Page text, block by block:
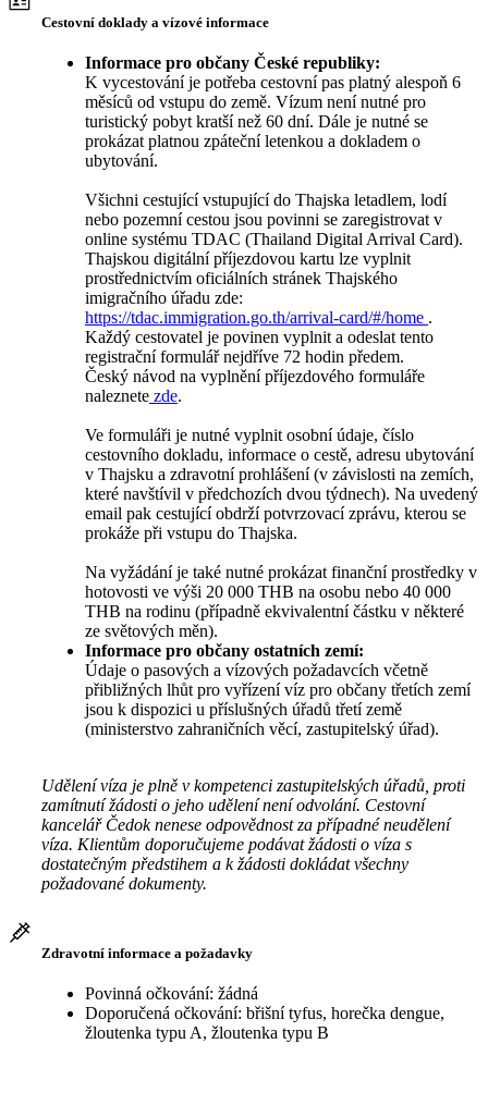
Cestovní doklady a vízové informace
Informace pro občany České republiky:
K vycestování je potřeba cestovní pas platný alespoň 6
měsíců od vstupu do země. Vízum není nutné pro
turistický pobyt kratší než 60 dní. Dále je nutné se
prokázat platnou zpáteční letenkou a dokladem o
ubytování.
Všichni cestující vstupující do Thajska letadlem, lodí
nebo pozemní cestou jsou povinni se zaregistrovat v
online systému TDAC (Thailand Digital Arrival Card).
Thajskou digitální příjezdovou kartu lze vyplnit
prostřednictvím oficiálních stránek Thajského
imigračního úřadu zde:
https://tdac.immigration.go.th/arrival-card/#/home .
Každý cestovatel je povinen vyplnit a odeslat tento
registrační formulář nejdříve 72 hodin předem.
Český návod na vyplnění příjezdového formuláře
naleznete zde.
Ve formuláři je nutné vyplnit osobní údaje, číslo
cestovního dokladu, informace o cestě, adresu ubytování
v Thajsku a zdravotní prohlášení (v závislosti na zemích,
které navštívil v předchozích dvou týdnech). Na uvedený
email pak cestující obdrží potvrzovací zprávu, kterou se
prokáže při vstupu do Thajska.
Na vyžádání je také nutné prokázat finanční prostředky v
hotovosti ve výši 20 000 THB na osobu nebo 40 000
THB na rodinu (případně ekvivalentní částku v některé
ze světových měn).
Informace pro občany ostatních zemí:
Údaje o pasových a vízových požadavcích včetně
přibližných lhůt pro vyřízení víz pro občany třetích zemí
jsou k dispozici u příslušných úřadů třetí země
(ministerstvo zahraničních věcí, zastupitelský úřad).
Udělení víza je plně v kompetenci zastupitelských úřadů, proti
zamítnutí žádosti o jeho udělení není odvolání. Cestovní
kancelář Čedok nenese odpovědnost za případné neudělení
víza. Klientům doporučujeme podávat žádosti o víza s
dostatečným předstihem a k žádosti dokládat všechny
požadované dokumenty.
Zdravotní informace a požadavky
Povinná očkování: žádná
Doporučená očkování: břišní tyfus, horečka dengue,
žloutenka typu A, žloutenka typu B